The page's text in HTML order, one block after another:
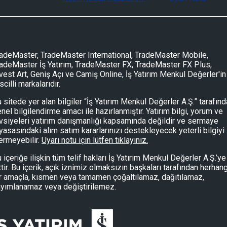
Şirket Raporu: Oyak Çimento-OYAKC.IS:
2Ç26 Sonuçları
Şirket Raporu: Oyak Çimento-OYAKC.IS:
2Ç26 Sonuçları
TradeMaster International, TradeMaster Mobile,
İş Yatırım, TradeMaster FX, TradeMaster FX Plus,
Art, Geniş Açı ve Camiş Online, İş Yatırım Menkul Değerler'in
markalarıdır.
sitede yer alan bilgiler “İş Yatırım Menkul Değerler A.Ş.”
bilgilendirme amacı ile hazırlanmıştır. Yatırım bilgi, yorum ve
yatırım danışmanlığı kapsamında değildir ve sermaye
alım satım kararlarınızı destekleyecek yeterli bilgiyi
Uyarı notu için lütfen tıklayınız.
içeriğe ilişkin tüm telif hakları İş Yatırım Menkul Değerler A.Ş.’ye
Bu içerik, açık iznimiz olmaksızın başkaları tarafından
amaçla, kısmen veya tamamen çoğaltılamaz, dağıtılamaz,
veya değiştirilemez.